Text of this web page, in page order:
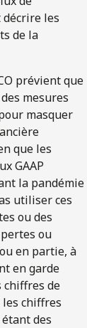
les
de la
prévient que
mesures
masquer
que les
GAAP
la pandémie
utiliser ces
ou des
ou
en partie, à
en garde
de
les chiffres
étant des